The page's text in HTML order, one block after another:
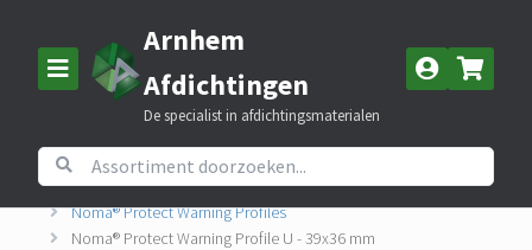
Arnhem
Afdichtingen
De specialist in afdichtingsmaterialen
Home Assortiment
Nomapack beschermingsmateriaal
Noma® Protect Warning Profiles
Noma® Protect Warning Profile U - 39x36 mm